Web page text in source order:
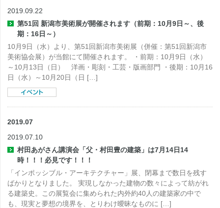
2019.09.22
第51回 新潟市美術展が開催されます（前期：10月9日～、後
期：16日～）
10月9日（水）より、第51回新潟市美術展（併催：第51回新潟市
美術協会展）が当館にて開催されます。 ・前期：10月9日（水）
～10月13日（日） 洋画・彫刻・工芸・版画部門 ・後期：10月16
日（水）～10月20日（日 […]
2019.07
2019.07.10
村田あがさん講演会「父・村田豊の建築」は7月14日14
時！！！必見です！！！
「インポッシブル・アーキテクチャー」展、閉幕まで数日を残す
ばかりとなりました。 実現しなかった建物の数々によって紡がれ
る建築史。この展覧会に集められた内外約40人の建築家の中で
も、現実と夢想の境界を、とりわけ曖昧なものに […]